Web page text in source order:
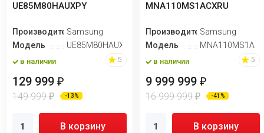
UE85M80HAUXPY
ПроизводительSamsung
Модель
UE85M80HAUXPY
в наличии 5
129 999 ₽
149 999₽ -13%
В корзину
MNA110MS1ACXRU
ПроизводительSamsung
Модель
MNA110MS1A
в наличии 5
9 999 999₽
16 999 999₽ -41%
В корзину